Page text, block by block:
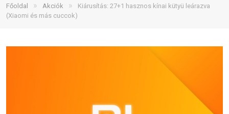
Főoldal » Akciók »
Kiárusítás: 27+1 hasznos kínai kütyü leárazva
(Xiaomi és más cuccok)